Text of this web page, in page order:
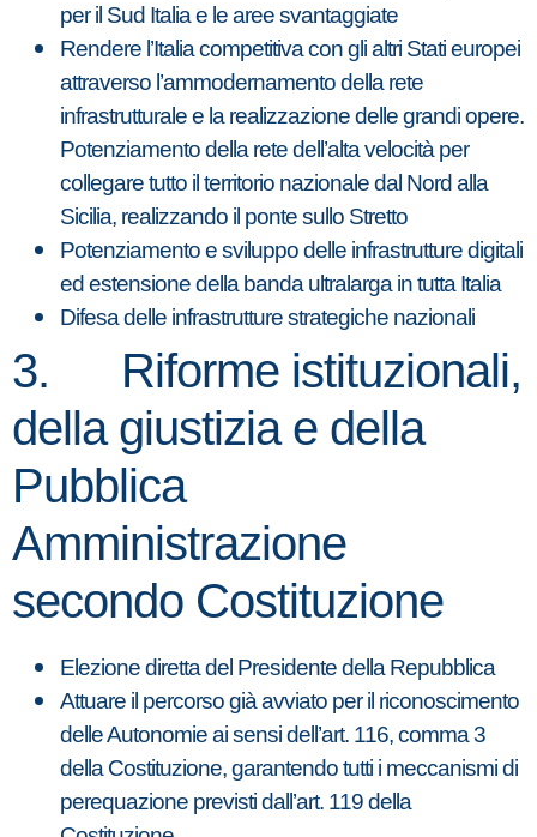
per il Sud Italia e le aree svantaggiate
Rendere l’Italia competitiva con gli altri Stati europei
attraverso l’ammodernamento della rete
infrastrutturale e la realizzazione delle grandi opere.
Potenziamento della rete dell’alta velocità per
collegare tutto il territorio nazionale dal Nord alla
Sicilia, realizzando il ponte sullo Stretto
Potenziamento e sviluppo delle infrastrutture digitali
ed estensione della banda ultralarga in tutta Italia
Difesa delle infrastrutture strategiche nazionali
3. Riforme istituzionali,
della giustizia e della
Pubblica
Amministrazione
secondo Costituzione
Elezione diretta del Presidente della Repubblica
Attuare il percorso già avviato per il riconoscimento
delle Autonomie ai sensi dell’art. 116, comma 3
della Costituzione, garantendo tutti i meccanismi di
perequazione previsti dall’art. 119 della